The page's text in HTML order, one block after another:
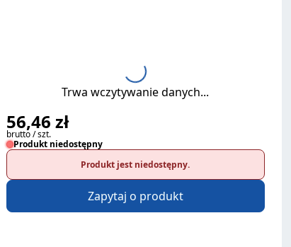
Trwa wczytywanie danych...
56,46 zł
brutto / szt.
Produkt niedostępny
Produkt jest niedostępny.
Zapytaj o produkt